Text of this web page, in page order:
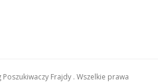
Frajdy . Wszelkie prawa